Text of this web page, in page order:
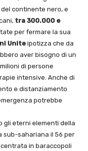
continente nero, e
tra 300.000 e
per fermare la sua
Unite ipotizza che da
aver bisogno di un
di persone
intensive. Anche di
e distanziamento
potrebbe
gli eterni elementi della
sub-sahariana il 56 per
in baraccopoli